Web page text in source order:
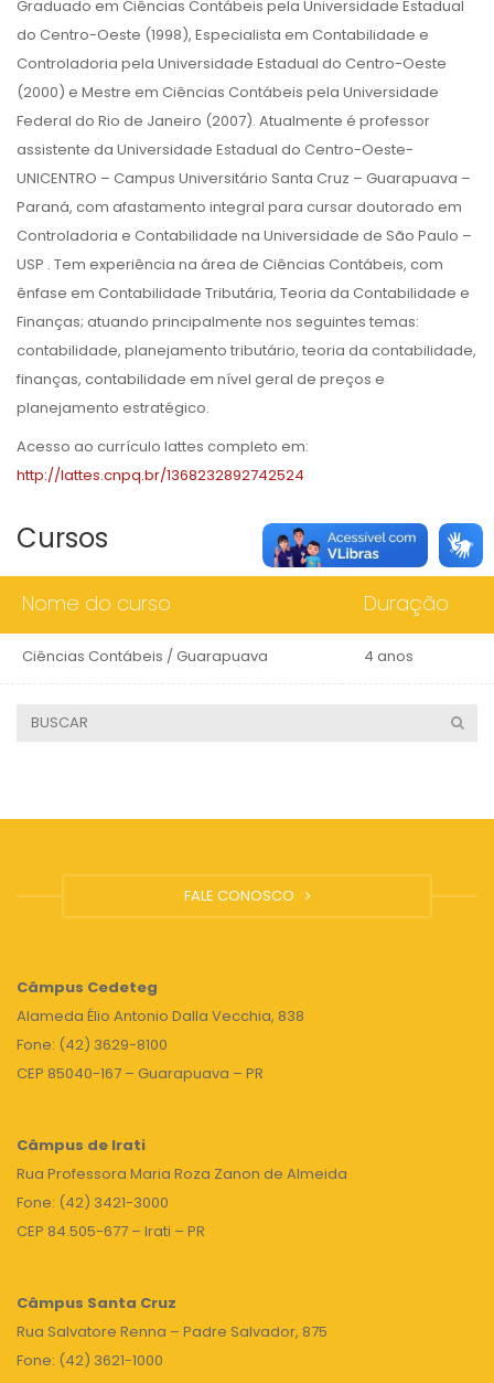
Graduado em Ciências Contábeis pela Universidade Estadual
do Centro-Oeste (1998), Especialista em Contabilidade e
Controladoria pela Universidade Estadual do Centro-Oeste
(2000) e Mestre em Ciências Contábeis pela Universidade
Federal do Rio de Janeiro (2007). Atualmente é professor
assistente da Universidade Estadual do Centro-Oeste-
UNICENTRO – Campus Universitário Santa Cruz – Guarapuava –
Paraná, com afastamento integral para cursar doutorado em
Controladoria e Contabilidade na Universidade de São Paulo –
USP . Tem experiência na área de Ciências Contábeis, com
ênfase em Contabilidade Tributária, Teoria da Contabilidade e
Finanças; atuando principalmente nos seguintes temas:
contabilidade, planejamento tributário, teoria da contabilidade,
finanças, contabilidade em nível geral de preços e
planejamento estratégico.
Acesso ao currículo lattes completo em:
http://lattes.cnpq.br/1368232892742524
Cursos
Nome do curso Duração
Ciências Contábeis / Guarapuava 4 anos
FALE CONOSCO
Câmpus Cedeteg
Alameda Élio Antonio Dalla Vecchia, 838
Fone: (42) 3629-8100
CEP 85040-167 – Guarapuava – PR
Câmpus de Irati
Rua Professora Maria Roza Zanon de Almeida
Fone: (42) 3421-3000
CEP 84.505-677 – Irati – PR
Câmpus Santa Cruz
Rua Salvatore Renna – Padre Salvador, 875
Fone: (42) 3621-1000